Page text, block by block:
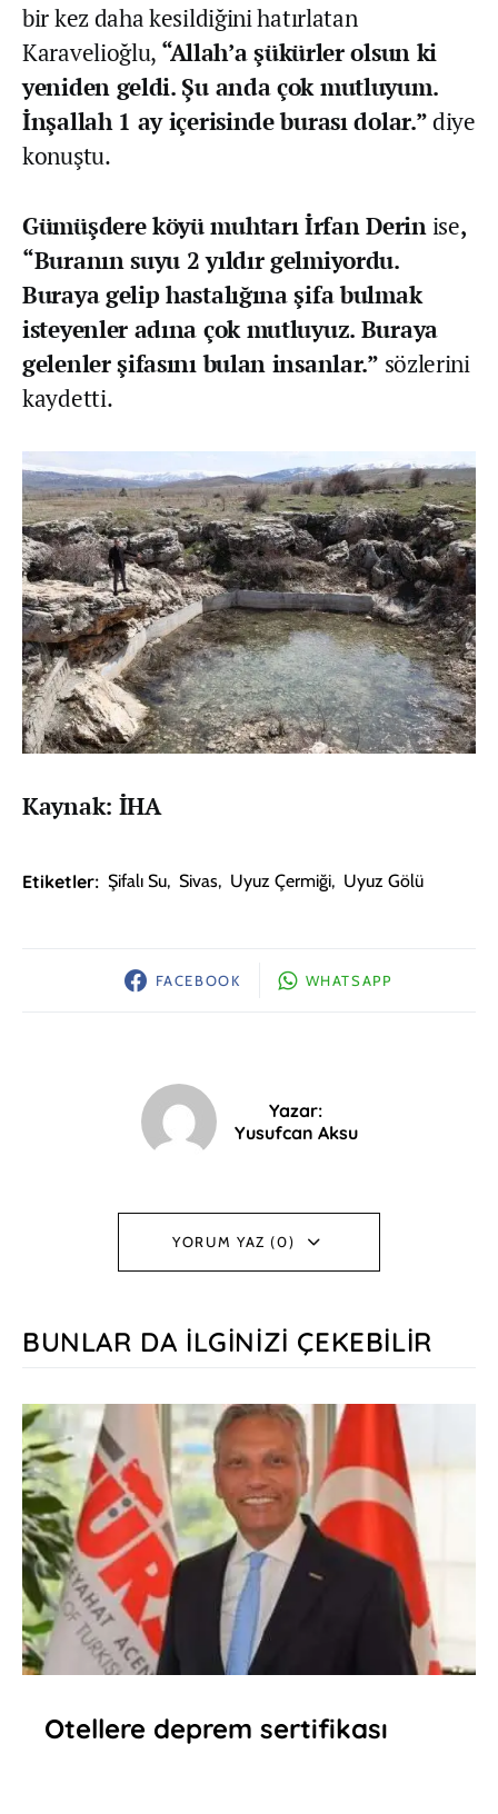
bir kez daha kesildiğini hatırlatan
Karavelioğlu, “Allah’a şükürler olsun ki
yeniden geldi. Şu anda çok mutluyum.
İnşallah 1 ay içerisinde burası dolar.”diye
konuştu.
Gümüşdere köyü muhtarı İrfan Derinise,
“Buranın suyu 2 yıldır gelmiyordu.
Buraya gelip hastalığına şifa bulmak
isteyenler adına çok mutluyuz. Buraya
gelenler şifasını bulan insanlar.” sözlerini
kaydetti.
Kaynak: İHA
Etiketler: Şifalı Su, Sivas, Uyuz Çermiği, Uyuz Gölü
FACEBOOK WHATSAPP
Yazar:
Yusufcan Aksu
YORUM YAZ (0)
BUNLAR DA İLGINIZI ÇEKEBILIR
Otellere deprem sertifikası